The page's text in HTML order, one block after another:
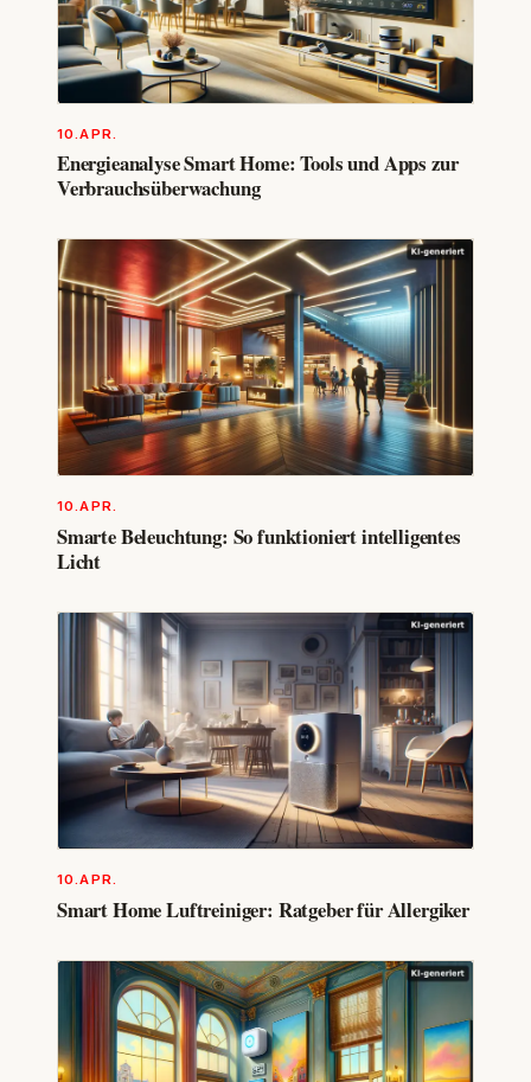
10.APR.
Energieanalyse Smart Home: Tools und Apps zur
Verbrauchsüberwachung
10.APR.
Smarte Beleuchtung: So funktioniert intelligentes
Licht
10.APR.
Smart Home Luftreiniger: Ratgeber für Allergiker